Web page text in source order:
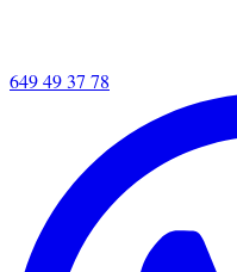
649 49 37 78